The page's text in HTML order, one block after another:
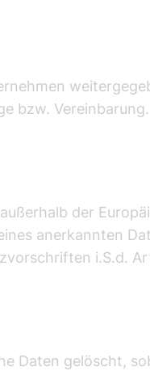
bzw. Vereinbarung.
der
anerkannten
i.S.d.
Daten gelöscht,